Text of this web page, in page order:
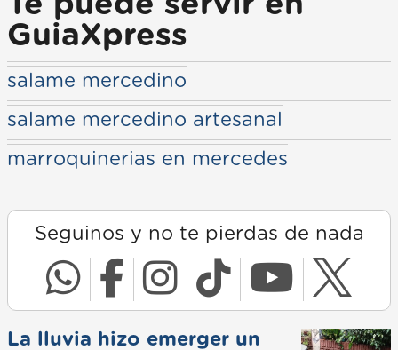
GuiaXpress
salame mercedino
salame mercedino artesanal
marroquinerias en mercedes
Seguinos y no te pierdas de nada
La lluvia hizo emerger un